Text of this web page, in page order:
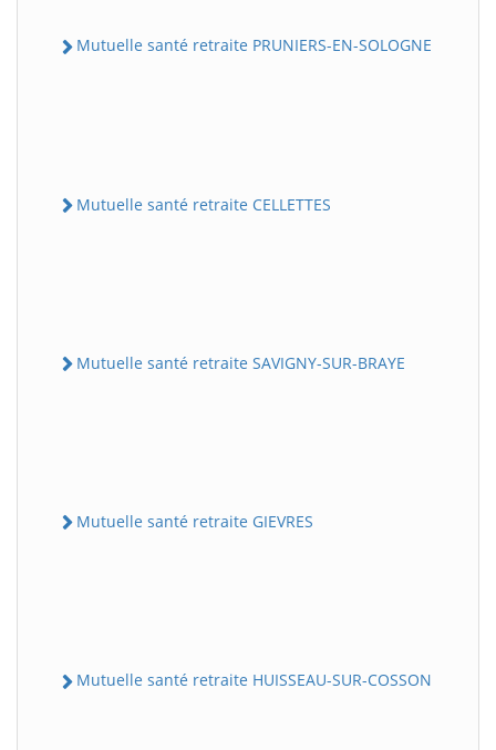
Mutuelle santé retraite PRUNIERS-EN-SOLOGNE
Mutuelle santé retraite CELLETTES
Mutuelle santé retraite SAVIGNY-SUR-BRAYE
Mutuelle santé retraite GIEVRES
Mutuelle santé retraite HUISSEAU-SUR-COSSON